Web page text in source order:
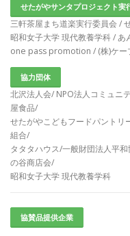
せたがやサンタプロジェクト実
三軒茶屋まち道楽実行委員会 /
昭和女子大学 現代教養学科 /
one pass promotion / (株)ケー
協力団体
北沢法人会/ NPO法人コミュニ
屋食品/
せたがやこどもフードパントリ
組合/
タタタハウス/一般財団法人平
の谷商店会/
昭和女子大学 現代教養学科
協賛品提供企業